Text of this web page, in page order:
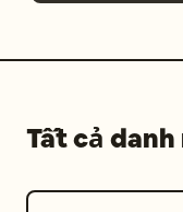
Tất cả